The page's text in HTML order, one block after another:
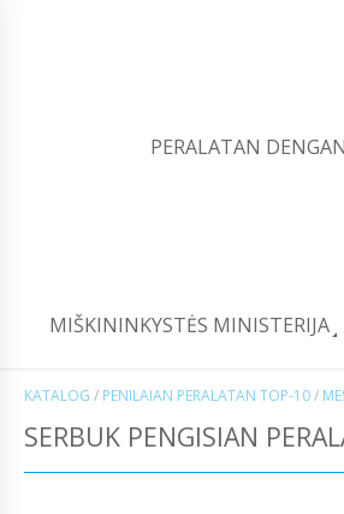
PERALATAN
MIŠKININKYSTĖS MINISTERIJA
KATALOG / PENILAIAN PERALATAN TOP-10/
SERBUK PENGISIAN